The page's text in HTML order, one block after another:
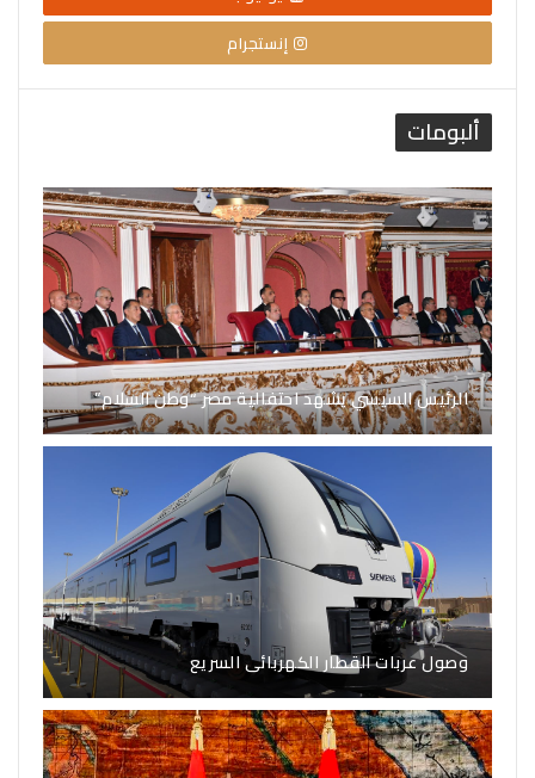
إنستجرام
ألبومات
الرئيس السيسي يشهد احتفالية مصر “وطن السلام”
وصول عربات القطار الكهربائى السريع